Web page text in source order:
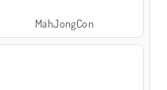
MahJongCon